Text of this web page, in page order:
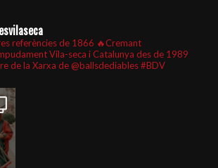
referències de 1866 🔥Cremant
Vila-seca i Catalunya des de 1989
de la Xarxa de @ballsdediables#BDV